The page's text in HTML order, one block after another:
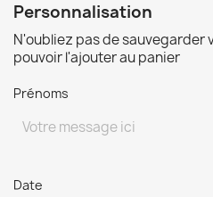
Personnalisation
N'oubliez pas de
pouvoir l'ajouter au panier
Prénoms
Date